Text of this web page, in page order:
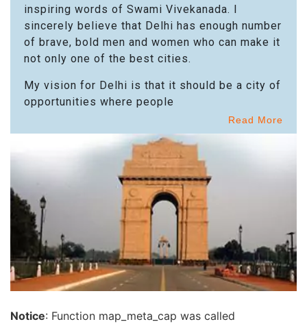
inspiring words of Swami Vivekanada. I
sincerely believe that Delhi has enough number
of brave, bold men and women who can make it
not only one of the best cities.
My vision for Delhi is that it should be a city of
opportunities where people
Read More
Notice: Function map_meta_cap was called